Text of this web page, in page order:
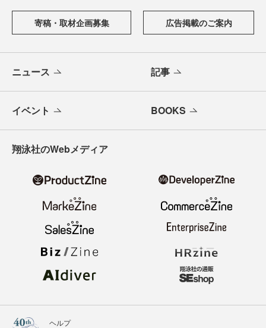
寄稿・取材企画募集 広告掲載のご案内
ニュース 記事
イベント BOOKS
翔泳社のWebメディア
ヘルプ